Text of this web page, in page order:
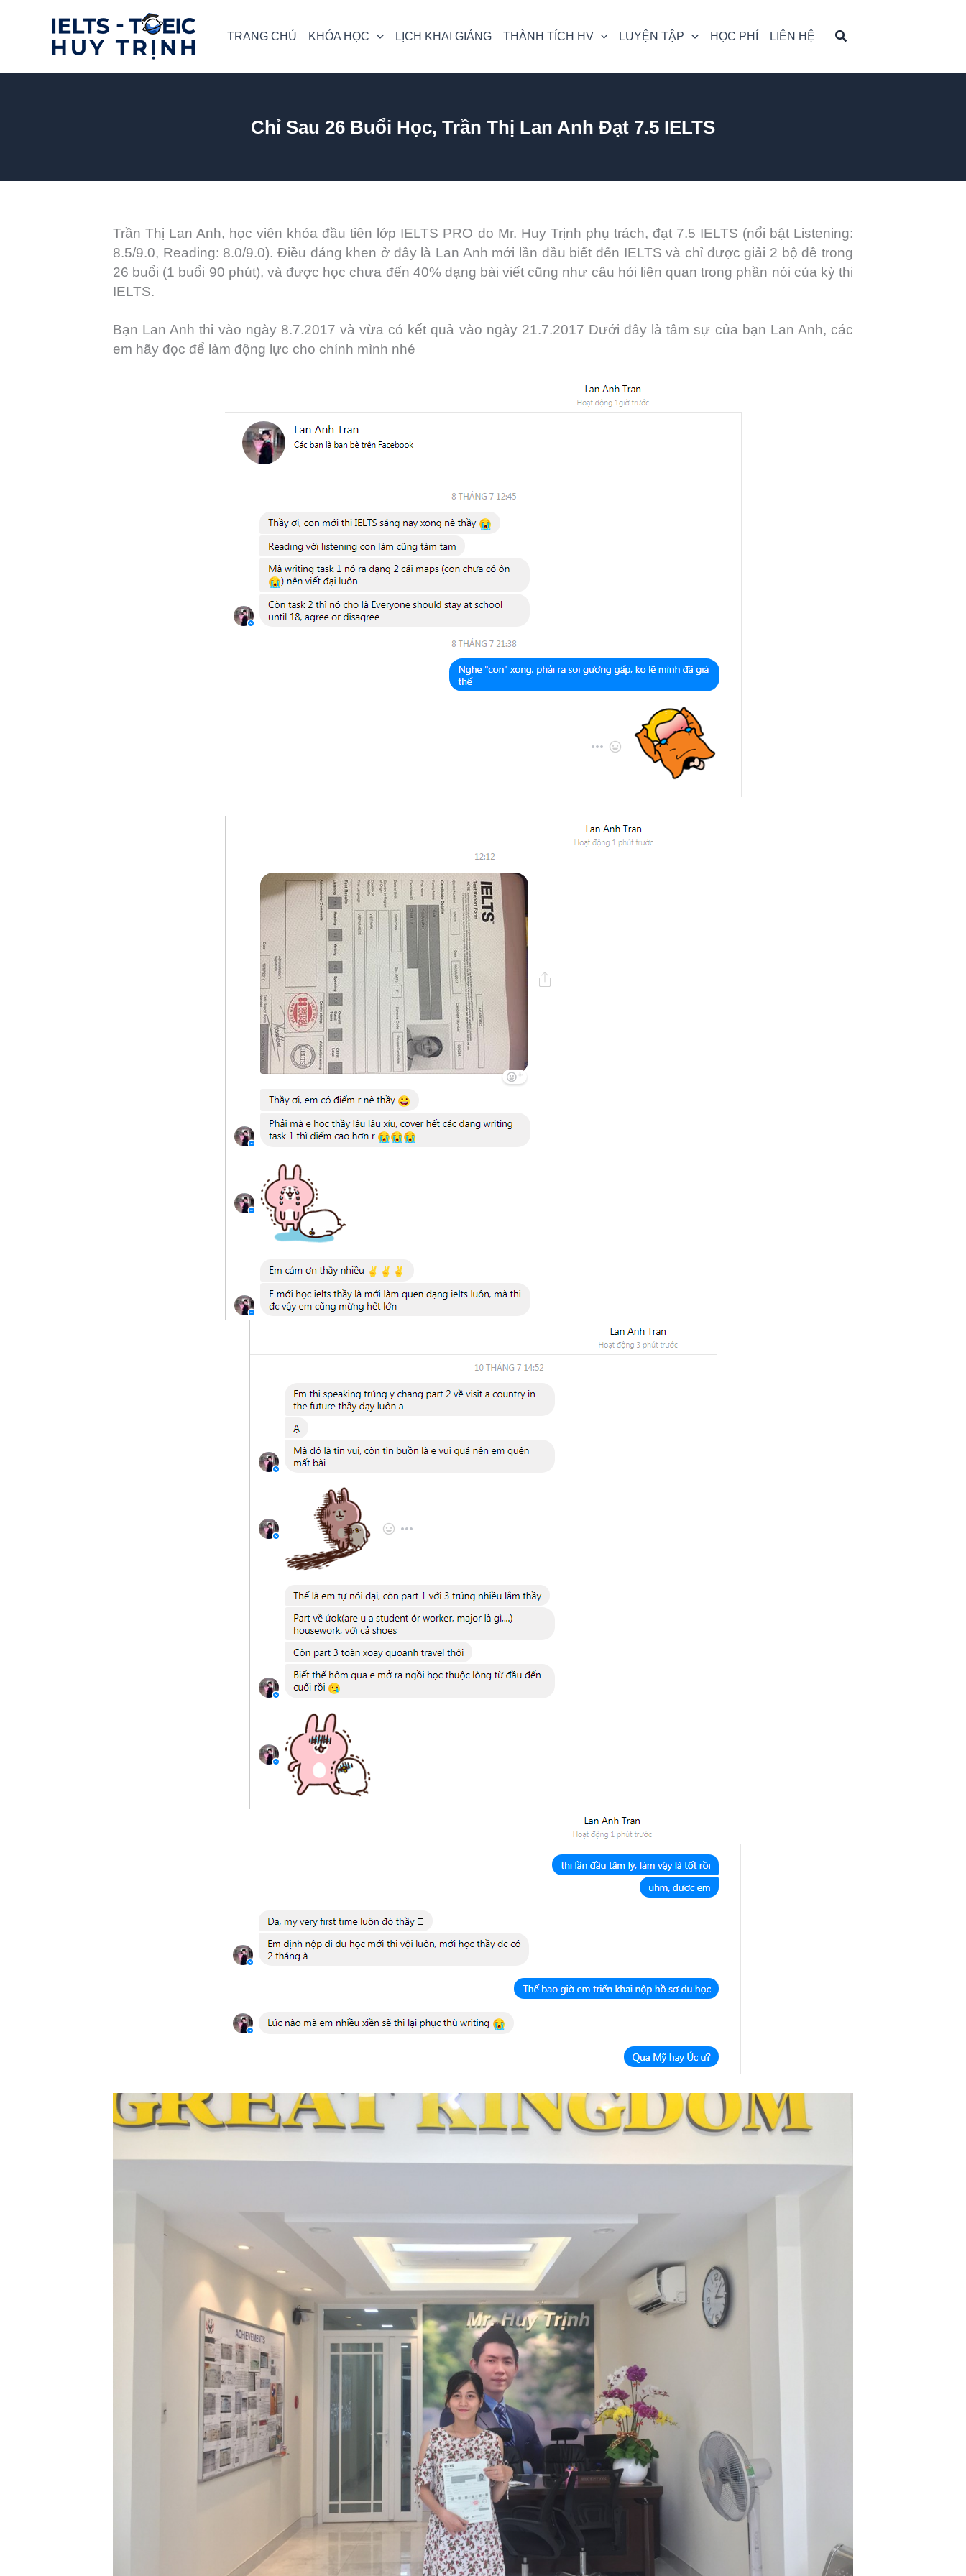
TRANG CHỦ KHÓA HỌC LỊCH KHAI GIẢNG THÀNH TÍCH HV LUYỆN TẬP HỌC PHÍ LIÊN HỆ
Chỉ Sau 26 Buổi Học, Trần Thị Lan Anh Đạt 7.5 IELTS
Trần Thị Lan Anh, học viên khóa đầu tiên lớp IELTS PRO do Mr. Huy Trịnh phụ trách, đạt 7.5 IELTS (nổi bật Listening:
8.5/9.0, Reading: 8.0/9.0). Điều đáng khen ở đây là Lan Anh mới lần đầu biết đến IELTS và chỉ được giải 2 bộ đề trong
26 buổi (1 buổi 90 phút), và được học chưa đến 40% dạng bài viết cũng như câu hỏi liên quan trong phần nói của kỳ thi
IELTS.
Bạn Lan Anh thi vào ngày 8.7.2017 và vừa có kết quả vào ngày 21.7.2017 Dưới đây là tâm sự của bạn Lan Anh, các
em hãy đọc để làm động lực cho chính mình nhé